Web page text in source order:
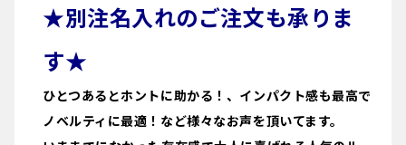
★別注名入れのご注文も承りま
す★
ひとつあるとホントに助かる！、インパクト感も最高で
ノベルティに最適！など様々なお声を頂いてます。